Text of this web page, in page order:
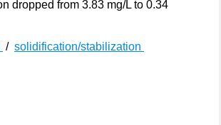
dropped from 3.83 mg/L to 0.34
/ solidification/stabilization